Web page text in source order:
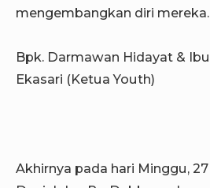
mengembangkan diri
Bpk. Darmawan Hidayat &
Ekasari (Ketua Youth)
Akhirnya pada hari Minggu, 27